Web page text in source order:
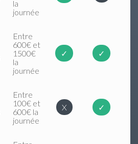
la
journée
Entre
600€ et
1500€
la
journée
✓ ✓
Entre
100€ et
600€ la
journée
X ✓